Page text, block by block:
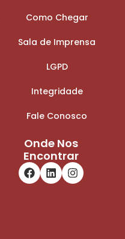
Como Chegar
Sala de Imprensa
LGPD
Integridade
Fale Conosco
Onde Nos
Encontrar